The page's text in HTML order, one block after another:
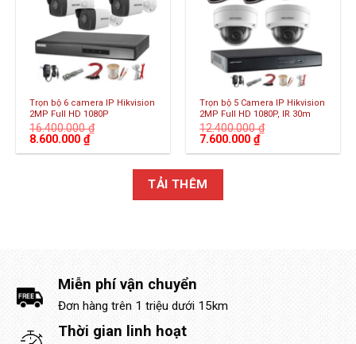
Trọn bộ 6 camera IP Hikvision
2MP Full HD 1080P
16.400.000₫
Giá
8.600.000₫Giá
hiện
8.600.000 ₫.
Trọn bộ 5 Camera IP Hikvision
2MP Full HD 1080P, IR 30m
12.400.000₫
Giá
12.400.000 ₫.
7.600.000₫Giá
hiện
TẢI THÊM
Miễn phí vận chuyển
Đơn hàng trên 1 triệu dưới 15km
Thời gian linh hoạt